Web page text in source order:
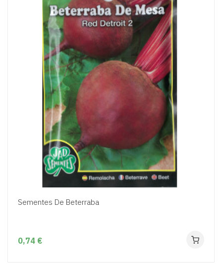
Sementes De Beterraba
0,74 €